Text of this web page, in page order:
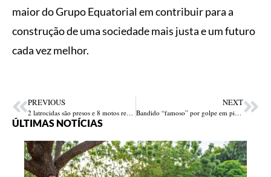
maior do Grupo Equatorial em contribuir para a
construção de uma sociedade mais justa e um futuro
cada vez melhor.
PREVIOUS
2 latrocidas são presos e 8 motos recuperadas em Esperantina
NEXT
Bandido “famoso” por golpe em pizzaria “volta a atacar” e é preso em Teresina
ÚLTIMAS NOTÍCIAS